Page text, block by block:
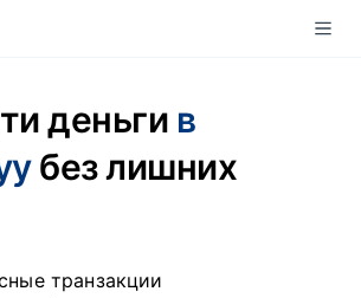
деньги в
без лишних
транзакции